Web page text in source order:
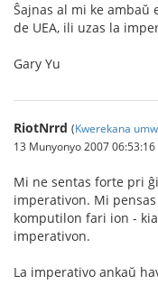
Ŝajnas al mi ke ambaŭ
de UEA, ili uzas la
Gary Yu
RiotNrrd (Kwerekana
13 Munyonyo 2007 06:53:16
Mi ne sentas forte pri
imperativon. Mi
komputilon fari ion -
imperativon.
La imperativo ankaŭ